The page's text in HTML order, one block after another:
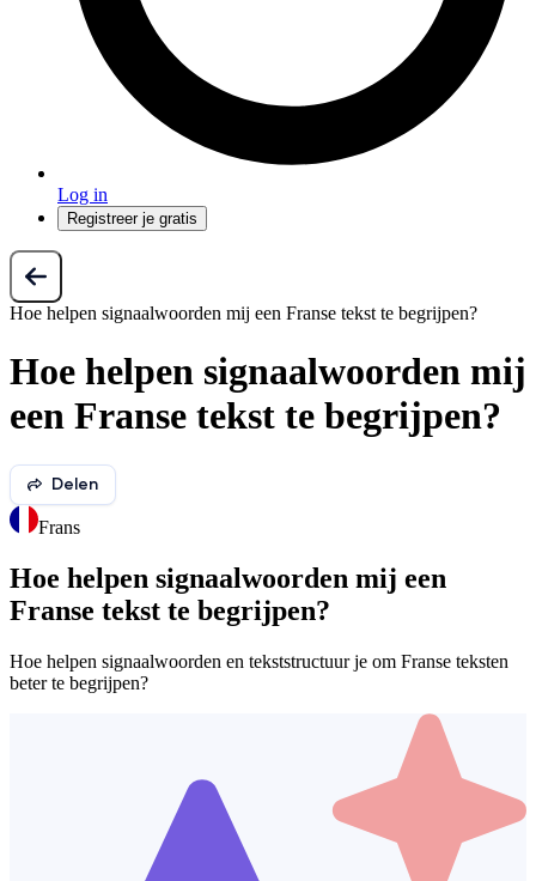
Log in
Registreer je gratis
Hoe helpen signaalwoorden mij een Franse tekst te begrijpen?
Hoe helpen signaalwoorden mij
een Franse tekst te begrijpen?
Delen
Frans
Hoe helpen signaalwoorden mij een
Franse tekst te begrijpen?
Hoe helpen signaalwoorden en tekststructuur je om Franse teksten
beter te begrijpen?